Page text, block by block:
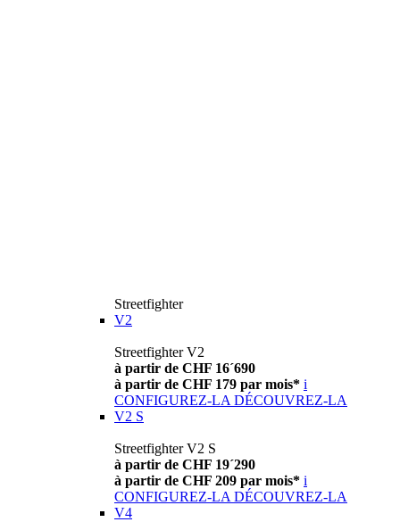
Streetfighter
V2
Streetfighter V2
à partir de CHF 16´690
à partir de CHF 179 par mois* i
CONFIGUREZ-LA DÉCOUVREZ-LA
V2 S
Streetfighter V2 S
à partir de CHF 19´290
à partir de CHF 209 par mois* i
CONFIGUREZ-LA DÉCOUVREZ-LA
V4